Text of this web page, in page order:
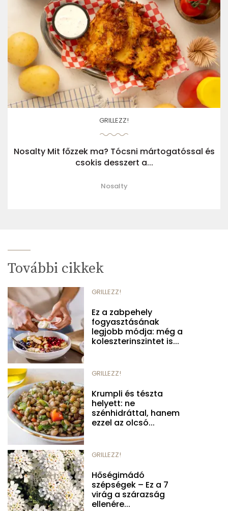
GRILLEZZ!
Nosalty Mit főzzek ma? Tócsni mártogatóssal és
csokis desszert a...
Nosalty
További cikkek
GRILLEZZ!
Ez a zabpehely
fogyasztásának
legjobb módja: még a
koleszterinszintet is...
GRILLEZZ!
Krumpli és tészta
helyett: ne
szénhidráttal, hanem
ezzel az olcsó...
GRILLEZZ!
Hőségimádó
szépségek – Ez a 7
virág a szárazság
ellenére...